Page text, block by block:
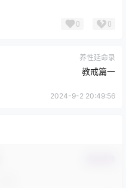
0 0
养性延命录
教戒篇一
2024-9-2 20:49:56